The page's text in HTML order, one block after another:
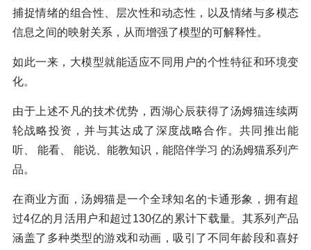
捕捉情绪的组合性、层次性和动态性，以及情绪与多模态
信息之间的映射关系，从而增强了模型的可解释性。
如此一来，大模型就能适应不同用户的个性特征和环境变
化。
由于上述不凡的技术优势，西湖心辰获得了汤姆猫连续两
轮战略投资，并与其达成了深度战略合作。共同推出能
听、 能看、 能说、能教知识，能陪伴学习 的汤姆猫系列产
品。
在商业方面，汤姆猫是一个全球知名的卡通形象，拥有超
过4亿的月活用户和超过130亿的累计下载量。其系列产品
涵盖了多种类型的游戏和动画，吸引了不同年龄段和喜好